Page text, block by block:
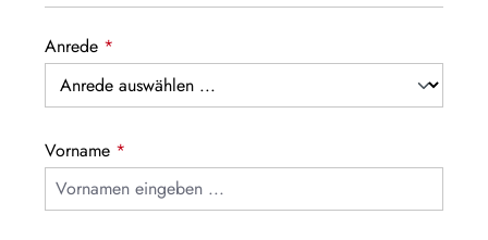
Anrede *
Vorname *